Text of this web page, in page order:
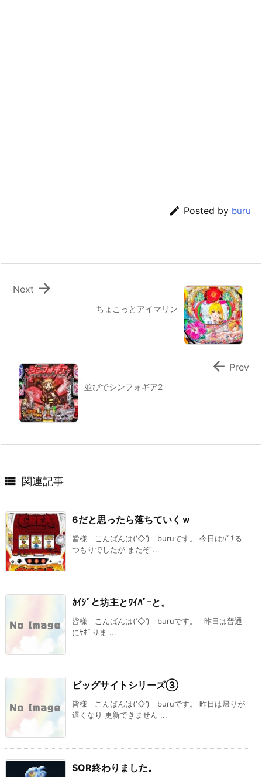
 Posted by buru
ちょこっとアイマリン

Next
並びでシンフォギア2
 Prev
 関連記事
6だと思ったら落ちていくｗ
皆様 こんばんは(‘◇’)ゞburuです。 今日はﾊﾟﾁる
つもりでしたが またぞ ...
ｶｲｼﾞと坊主とﾜｲﾊﾟｰと。
皆様 こんばんは(‘◇’)ゞburuです。 昨日は普通
にｻﾎﾞりま ...
ビッグサイトシリーズ③
皆様 こんばんは(‘◇’)ゞburuです。 昨日は帰りが
遅くなり 更新できません ...
SOR終わりました。